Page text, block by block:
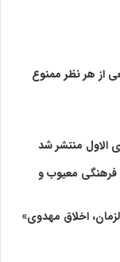
از هر نظر ممنوع
الاول منتشر شد
فرهنگی معیوب و
اخلاق مهدوی»